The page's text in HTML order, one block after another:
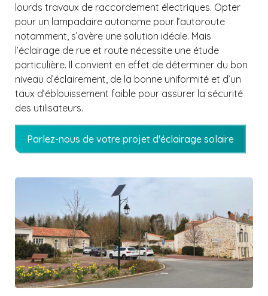
lourds travaux de raccordement électriques. Opter
pour un lampadaire autonome pour l’autoroute
notamment, s’avère une solution idéale. Mais
l’éclairage de rue et route nécessite une étude
particulière. Il convient en effet de déterminer du bon
niveau d’éclairement, de la bonne uniformité et d’un
taux d’éblouissement faible pour assurer la sécurité
des utilisateurs.
Parlez-nous de votre projet d'éclairage solaire